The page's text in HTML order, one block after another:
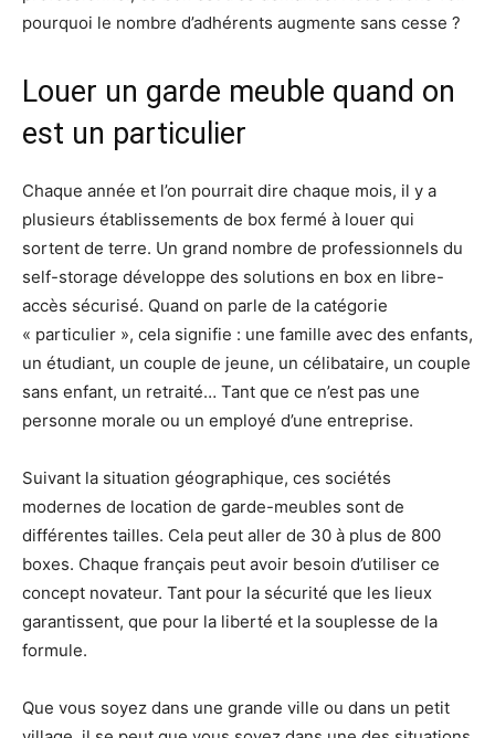
pourquoi le nombre d’adhérents augmente sans cesse ?
Louer un garde meuble quand on
est un particulier
Chaque année et l’on pourrait dire chaque mois, il y a
plusieurs établissements de box fermé à louer qui
sortent de terre. Un grand nombre de professionnels du
self-storage développe des solutions en box en libre-
accès sécurisé. Quand on parle de la catégorie
« particulier », cela signifie : une famille avec des enfants,
un étudiant, un couple de jeune, un célibataire, un couple
sans enfant, un retraité… Tant que ce n’est pas une
personne morale ou un employé d’une entreprise.
Suivant la situation géographique, ces sociétés
modernes de location de garde-meubles sont de
différentes tailles. Cela peut aller de 30 à plus de 800
boxes. Chaque français peut avoir besoin d’utiliser ce
concept novateur. Tant pour la sécurité que les lieux
garantissent, que pour la liberté et la souplesse de la
formule.
Que vous soyez dans une grande ville ou dans un petit